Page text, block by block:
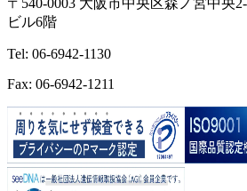
〒540-0003 大阪市中央区森ノ宮中央
ビル6階
Tel: 06-6942-1130
Fax: 06-6942-1211